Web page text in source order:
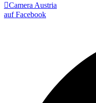
Camera Austria
auf Facebook